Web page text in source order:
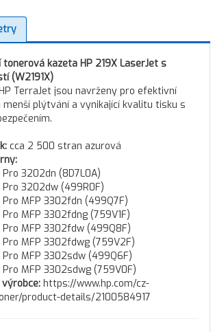
kazeta HP 219X LaserJet s
(W2191X)
TerraJet jsou navrženy pro efektivní
plýtvání a vynikající kvalitu tisku s
cca 2 500 stran azurová
3202dn (8D7L0A)
Pro 3202dw (499R0F)
Pro MFP 3302fdn (499Q7F)
MFP 3302fdng (759V1F)
Pro MFP 3302fdw (499Q8F)
Pro MFP 3302fdwg (759V2F)
Pro MFP 3302sdw (499Q6F)
Pro MFP 3302sdwg (759V0F)
https://www.hp.com/cz-
product-details/2100584917